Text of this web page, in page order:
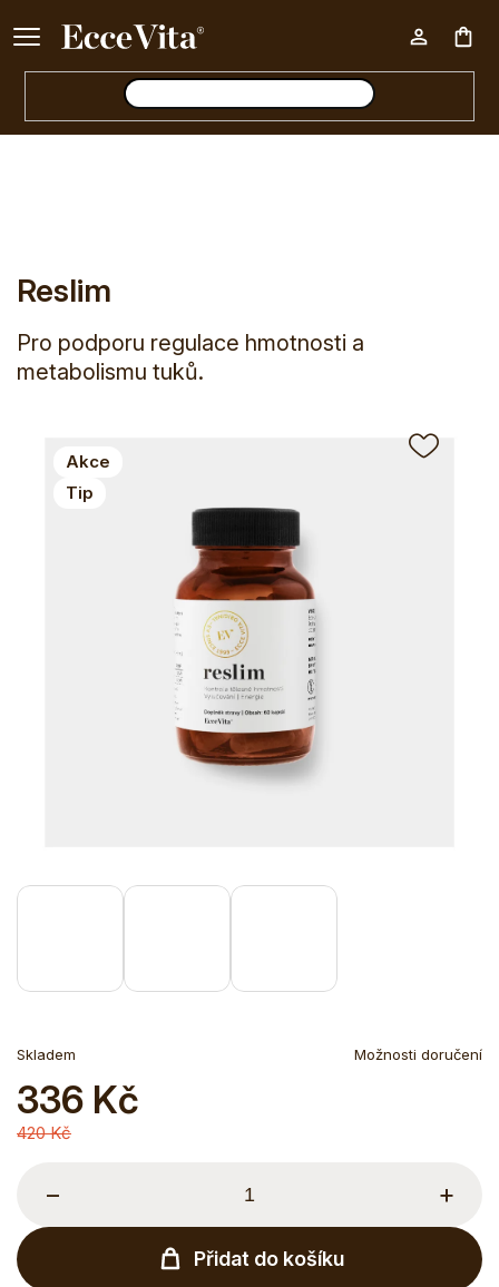
Ke každému nákupu nad 500 Kč dárek zdarma 📦
E-shop Reslim
Skladem Možnosti doručení
420 Kč
336 Kč
Měrná
cena:
+
−
Přidat do košíku
Reslim
Pro podporu regulace hmotnosti a
metabolismu tuků.
Akce
Tip